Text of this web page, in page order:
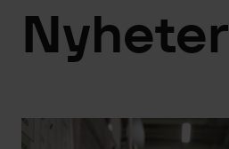
Nyheter